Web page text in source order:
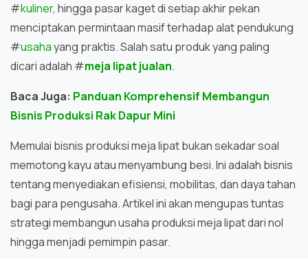
#kuliner, hingga pasar kaget di setiap akhir pekan
menciptakan permintaan masif terhadap alat pendukung
#usahayang praktis. Salah satu produk yang paling
dicari adalah #meja lipat jualan.
Baca Juga: Panduan Komprehensif Membangun
Bisnis Produksi Rak Dapur Mini
Memulai bisnis produksi meja lipat bukan sekadar soal
memotong kayu atau menyambung besi. Ini adalah bisnis
tentang menyediakan efisiensi, mobilitas, dan daya tahan
bagi para pengusaha. Artikel ini akan mengupas tuntas
strategi membangun usaha produksi meja lipat dari nol
hingga menjadi pemimpin pasar.